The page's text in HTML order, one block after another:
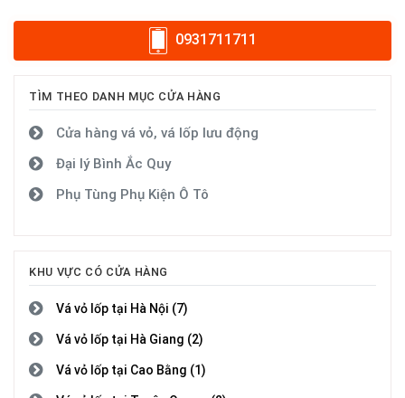
0931711711
TÌM THEO DANH MỤC CỬA HÀNG
Cửa hàng vá vỏ, vá lốp lưu động
Đại lý Bình Ắc Quy
Phụ Tùng Phụ Kiện Ô Tô
KHU VỰC CÓ CỬA HÀNG
Vá vỏ lốp tại Hà Nội (7)
Vá vỏ lốp tại Hà Giang (2)
Vá vỏ lốp tại Cao Bằng (1)